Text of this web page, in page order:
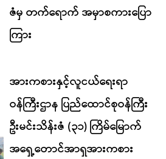
ဇံမှ တက်ရောက် အမှာစကားပြော
ကြား
အားကစားနှင့်လူငယ်ရေးရာ
ဝန်ကြီးဌာန ပြည်ထောင်စုဝန်ကြီး
ဦးမင်းသိန်းဇံ (၃၁) ကြိမ်မြောက်
အရှေ့တောင်အာရှအားကစား